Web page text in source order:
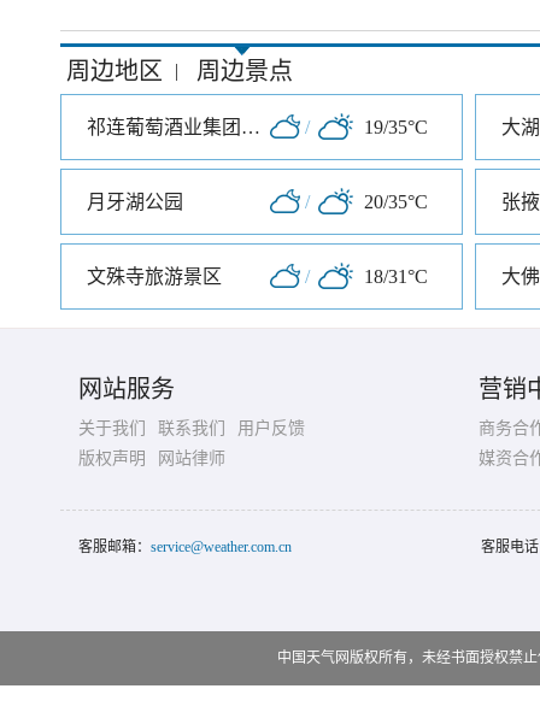
周边地区 | 周边景点
祁连葡萄酒业集团工业园 / 19/35°C 大
月牙湖公园 / 20/35°C 张
文殊寺旅游景区 / 18/31°C 大
网站服务
关于我们 联系我们
用户反馈
版权声明
网站律师
营销
商务合
媒资合
客服邮箱： service@weather.com.cn 客服电
中国天气网版权所有，未经书面授权